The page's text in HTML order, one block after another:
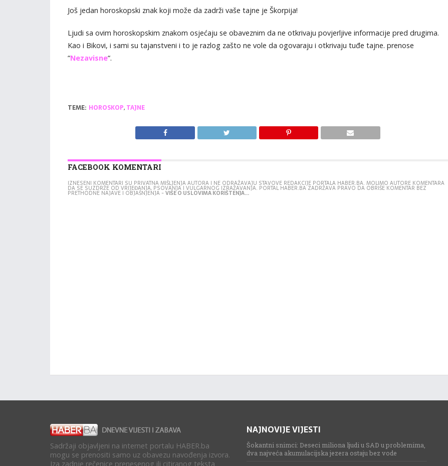
Još jedan horoskopski znak koji može da zadrži vaše tajne je Škorpija!
Ljudi sa ovim horoskopskim znakom osjećaju se obaveznim da ne otkrivaju povjerljive informacije pred drugima.
Kao i Bikovi, i sami su tajanstveni i to je razlog zašto ne vole da ogovaraju i otkrivaju tuđe tajne. prenose
“Nezavisne“.
TEME: HOROSKOP, TAJNE
FACEBOOK KOMENTARI
IZNESENI KOMENTARI SU PRIVATNA MIŠLJENJA AUTORA I NE ODRAŽAVAJU STAVOVE REDAKCIJE PORTALA HABER.BA. MOLIMO AUTORE KOMENTARA
DA SE SUZDRŽE OD VRIJEĐANJA, PSOVANJA I VULGARNOG IZRAŽAVANJA. PORTAL HABER.BA ZADRŽAVA PRAVO DA OBRIŠE KOMENTAR BEZ
PRETHODNE NAJAVE I OBJAŠNJENJA -VIŠE O USLOVIMA KORIŠTENJA...
Sadržaji objavljeni na internet portalu HABER.ba
mogu se prenositi samo uz obavezu navođenja izvora.
Iza zadnje rečenice prenesenog ili citiranog teksta
NAJNOVIJE VIJESTI
Šokantni snimci: Deseci miliona ljudi u SAD u problemima,
dva najveća akumulacijska jezera ostaju bez vode